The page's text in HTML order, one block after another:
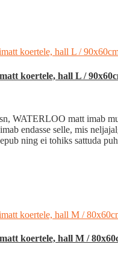
koertele, hall L /
WATERLOO matt imab
endasse selle, mis
ning ei tohiks sattuda
koertele, hall M /